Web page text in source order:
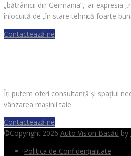
„bătrânicii din Germania”, iar expresia
înlocuită de „în stare tehnică foarte
Contactează-ne
Îți putem oferi consultanță și spațiul
vânzarea mașinii tale.
Contactează-ne
©Copyright 2026 Auto Vision Bacău by
Politica de Confidențialitate